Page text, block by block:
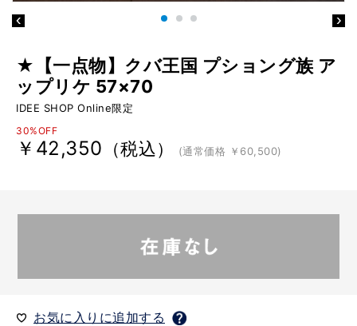
★【一点物】クバ王国 プショング族 ア
ップリケ 57×70
IDEE SHOP Online限定
30%OFF
￥42,350 （税込） (通常価格 ￥60,500)
お気に入りに追加する